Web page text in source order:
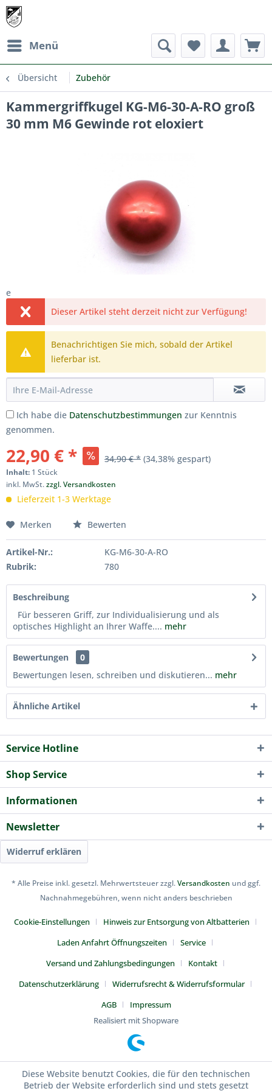
Menü
Übersicht Zubehör
Kammergriffkugel KG-M6-30-A-RO groß
30 mm M6 Gewinde rot eloxiert
e
Dieser Artikel steht derzeit nicht zur Verfügung!
Benachrichtigen Sie mich, sobald der Artikel
lieferbar ist.
Ich habe die Datenschutzbestimmungen zur Kenntnis
genommen.
22,90 € * 34,90 € * (34,38% gespart)
Inhalt: 1 Stück
inkl. MwSt.zzgl. Versandkosten
Lieferzeit 1-3 Werktage
Merken Bewerten
Artikel-Nr.:
KG-M6-30-A-RO
Rubrik:
780
Beschreibung
Für besseren Griff, zur Individualisierung und als
optisches Highlight an Ihrer Waffe.... mehr
Bewertungen
0
Bewertungen lesen, schreiben und diskutieren... mehr
Ähnliche Artikel
Service Hotline
Shop Service
Informationen
Newsletter
Widerruf erklären
* Alle Preise inkl. gesetzl. Mehrwertsteuer zzgl.Versandkosten und ggf.
Nachnahmegebühren, wenn nicht anders beschrieben
Cookie-Einstellungen
Hinweis zur Entsorgung von Altbatterien
Laden Anfahrt Öffnungszeiten
Service
Versand und Zahlungsbedingungen
Kontakt
Datenschutzerklärung
Widerrufsrecht & Widerrufsformular
AGB
Impressum
Realisiert mit Shopware
Diese Website benutzt Cookies, die für den technischen
Betrieb der Website erforderlich sind und stets gesetzt